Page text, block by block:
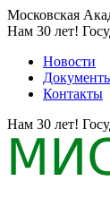
Московская
Нам 30 лет!
Новости
Контакты
Нам 30 лет!